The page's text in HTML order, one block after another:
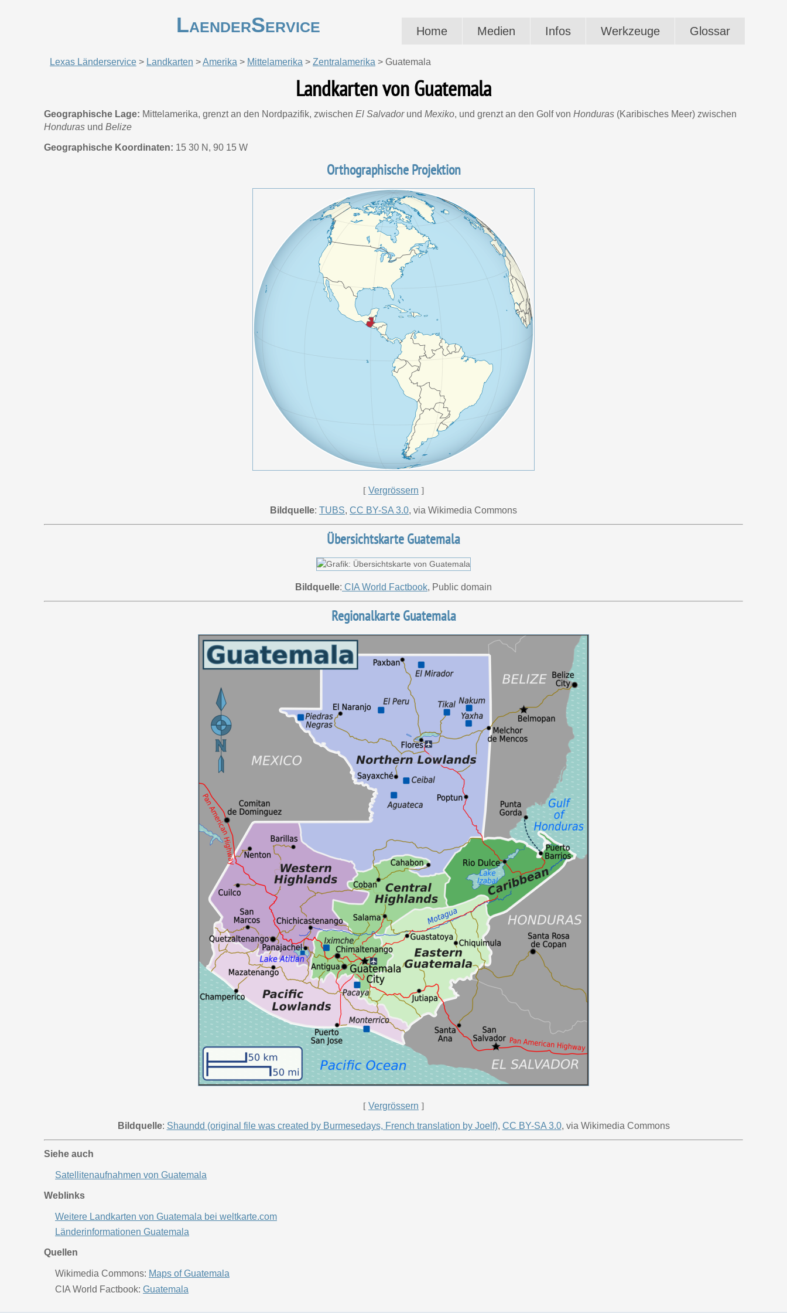
LaenderService Home Medien Infos Werkzeuge Glossar
Lexas Länderservice > Landkarten >Amerika > Mittelamerika > Zentralamerika > Guatemala
Landkarten von Guatemala
Geographische Lage: Mittelamerika, grenzt an den Nordpazifik, zwischen El Salvador und Mexiko, und grenzt an den Golf von Honduras (Karibisches Meer) zwischen
Honduras und Belize
Geographische Koordinaten: 15 30 N, 90 15 W
Orthographische Projektion
[ Vergrössern ]
Bildquelle: TUBS, CC BY-SA 3.0, via Wikimedia Commons
Übersichtskarte Guatemala
Bildquelle: CIA World Factbook, Public domain
Regionalkarte Guatemala
[ Vergrössern ]
Bildquelle: Shaundd (original file was created by Burmesedays, French translation by Joelf), CC BY-SA 3.0, via Wikimedia Commons
Siehe auch
Satellitenaufnahmen von Guatemala
Weblinks
Weitere Landkarten von Guatemala bei weltkarte.com
Länderinformationen Guatemala
Quellen
Wikimedia Commons: Maps of Guatemala
CIA World Factbook: Guatemala